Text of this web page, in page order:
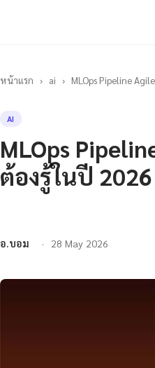
หน้าแรก › ai › MLOps Pipeline
AI
MLOps
ต้องรู้ในปี 2026
อ.บอม 28 May 2026